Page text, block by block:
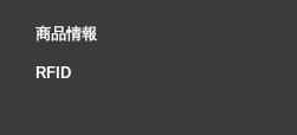
商品情報
RFID